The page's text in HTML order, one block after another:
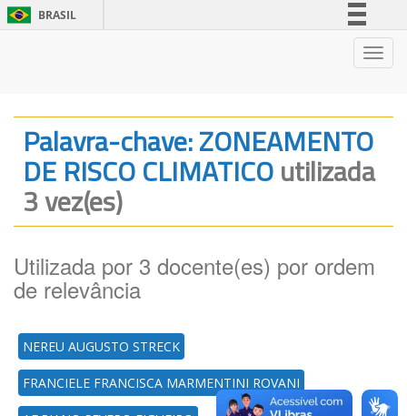
BRASIL
Legislação
Canais
Palavra-chave: ZONEAMENTO
DE RISCO CLIMATICOutilizada
3 vez(es)
Utilizada por 3 docente(es) por ordem
de relevância
NEREU AUGUSTO STRECK
FRANCIELE FRANCISCA MARMENTINI ROVANI